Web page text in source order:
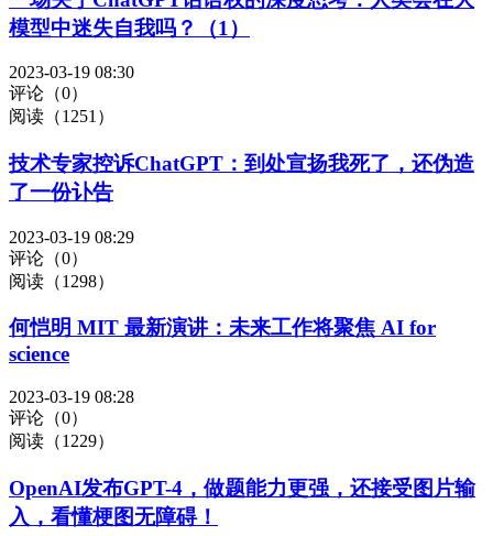
模型中迷失自我吗？（1）
2023-03-19 08:30
评论（0）
阅读（1251）
技术专家控诉ChatGPT：到处宣扬我死了，还伪造
了一份讣告
2023-03-19 08:29
评论（0）
阅读（1298）
何恺明 MIT 最新演讲：未来工作将聚焦 AI for
science
2023-03-19 08:28
评论（0）
阅读（1229）
OpenAI发布GPT-4，做题能力更强，还接受图片输
入，看懂梗图无障碍！